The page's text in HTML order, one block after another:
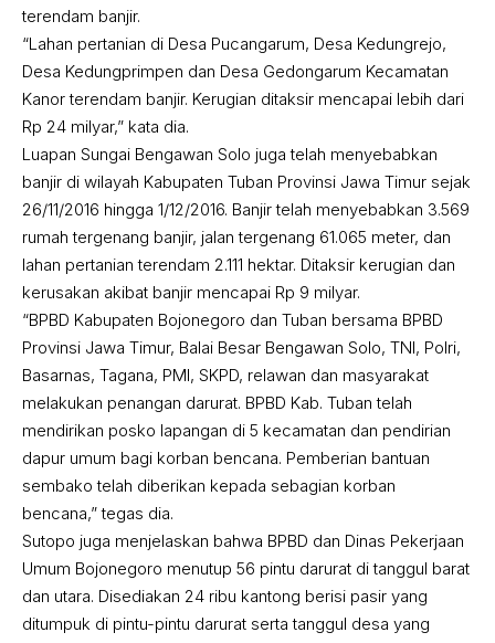
terendam banjir.
“Lahan pertanian di Desa Pucangarum, Desa Kedungrejo,
Desa Kedungprimpen dan Desa Gedongarum Kecamatan
Kanor terendam banjir. Kerugian ditaksir mencapai lebih dari
Rp 24 milyar,” kata dia.
Luapan Sungai Bengawan Solo juga telah menyebabkan
banjir di wilayah Kabupaten Tuban Provinsi Jawa Timur sejak
26/11/2016 hingga 1/12/2016. Banjir telah menyebabkan 3.569
rumah tergenang banjir, jalan tergenang 61.065 meter, dan
lahan pertanian terendam 2.111 hektar. Ditaksir kerugian dan
kerusakan akibat banjir mencapai Rp 9 milyar.
“BPBD Kabupaten Bojonegoro dan Tuban bersama BPBD
Provinsi Jawa Timur, Balai Besar Bengawan Solo, TNI, Polri,
Basarnas, Tagana, PMI, SKPD, relawan dan masyarakat
melakukan penangan darurat. BPBD Kab. Tuban telah
mendirikan posko lapangan di 5 kecamatan dan pendirian
dapur umum bagi korban bencana. Pemberian bantuan
sembako telah diberikan kepada sebagian korban
bencana,” tegas dia.
Sutopo juga menjelaskan bahwa BPBD dan Dinas Pekerjaan
Umum Bojonegoro menutup 56 pintu darurat di tanggul barat
dan utara. Disediakan 24 ribu kantong berisi pasir yang
ditumpuk di pintu-pintu darurat serta tanggul desa yang